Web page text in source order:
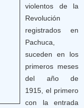
violentos de la
Revolución
registrados en
Pachuca,
suceden en los
primeros meses
del año de
1915, el primero
con la entrada